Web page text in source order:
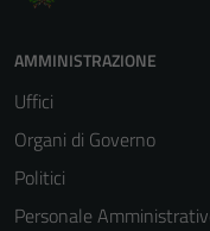
AMMINISTRAZIONE
Uffici
Organi di Governo
Politici
Personale